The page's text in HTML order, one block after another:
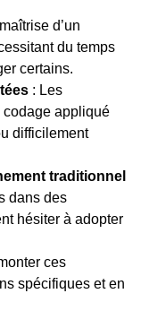
d’un
du temps
certains.
: Les
appliqué
difficilement
traditionnel
dans des
hésiter à adopter
ces
spécifiques et en